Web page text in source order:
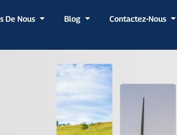
De Nous Blog Contactez-Nous